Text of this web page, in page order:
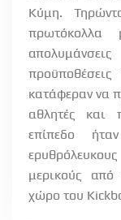
Κύμη.
πρωτόκολλα
κατάφεραν να
αθλητές και
επίπεδο
μερικούς
χώρο του